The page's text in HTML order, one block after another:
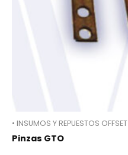
• INSUMOS Y REPUESTOS OFFSET
Pinzas GTO